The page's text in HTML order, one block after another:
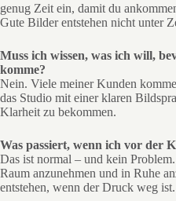
genug Zeit ein, damit du
Gute Bilder entstehen nicht unter
Muss ich wissen, was ich will,
komme?
Nein. Viele meiner Kunden
das Studio mit einer klaren
Klarheit zu bekommen.
Was passiert, wenn ich vor der
Das ist normal – und kein
Raum anzunehmen und in Ruhe
entstehen, wenn der Druck weg ist.